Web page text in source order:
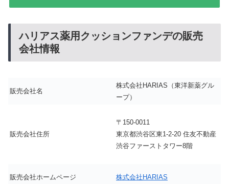
ハリアス薬用クッションファンデの販売
会社情報
販売会社名
株式会社HARIAS（東洋新薬グル
ープ）
販売会社住所
〒150-0011
東京都渋谷区東1-2-20 住友不動産
渋谷ファーストタワー8階
販売会社ホームページ 株式会社HARIAS